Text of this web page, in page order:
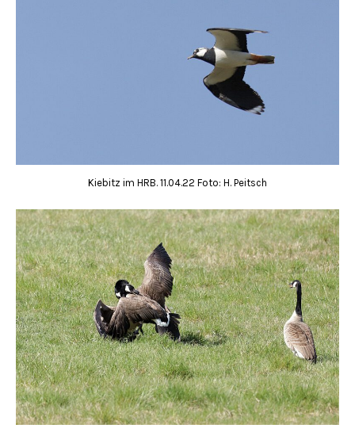
Kiebitz im HRB. 11.04.22 Foto: H. Peitsch